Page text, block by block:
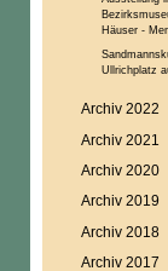
Häuser -
Ullrichplatz
Archiv 2022
Archiv 2021
Archiv 2020
Archiv 2019
Archiv 2018
Archiv 2017